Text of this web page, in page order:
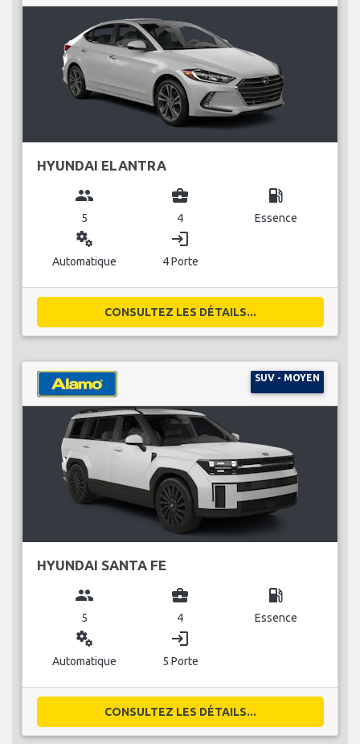
HYUNDAI ELANTRA
group
5
business_center
4
local_gas_station
Essence
miscellaneous_services
Automatique
login
4 Porte
CONSULTEZ LES DÉTAILS...
SUV - MOYEN
HYUNDAI SANTA FE
group
5
business_center
4
local_gas_station
Essence
miscellaneous_services
Automatique
login
5 Porte
CONSULTEZ LES DÉTAILS...